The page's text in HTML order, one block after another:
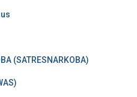
(SATRESNARKOBA)